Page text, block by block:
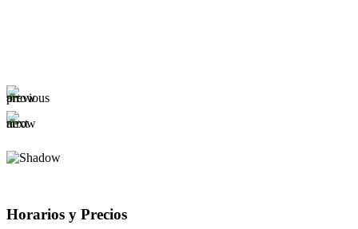
Horarios y Precios